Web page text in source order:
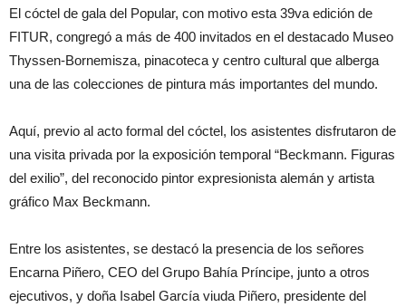
El cóctel de gala del Popular, con motivo esta 39va edición de
FITUR, congregó a más de 400 invitados en el destacado Museo
Thyssen-Bornemisza, pinacoteca y centro cultural que alberga
una de las colecciones de pintura más importantes del mundo.
Aquí, previo al acto formal del cóctel, los asistentes disfrutaron de
una visita privada por la exposición temporal “Beckmann. Figuras
del exilio”, del reconocido pintor expresionista alemán y artista
gráfico Max Beckmann.
Entre los asistentes, se destacó la presencia de los señores
Encarna Piñero, CEO del Grupo Bahía Príncipe, junto a otros
ejecutivos, y doña Isabel García viuda Piñero, presidente del